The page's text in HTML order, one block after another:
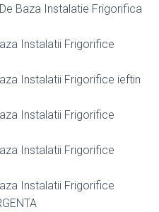
Baza Instalatie Frigorifica
Instalatii Frigorifice
Instalatii Frigorifice ieftin
Instalatii Frigorifice
Instalatii Frigorifice
Instalatii Frigorifice